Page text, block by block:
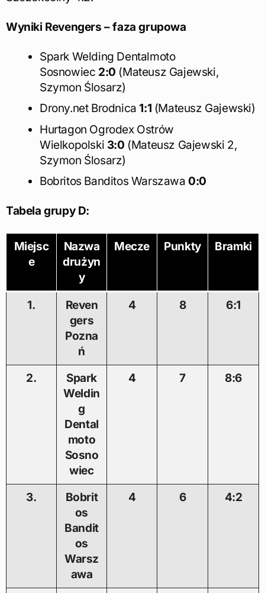
Wyniki Revengers – faza grupowa
Spark Welding Dentalmoto
Sosnowiec 2:0 (Mateusz Gajewski,
Szymon Ślosarz)
Drony.net Brodnica1:1 (Mateusz Gajewski)
Hurtagon Ogrodex Ostrów
Wielkopolski 3:0 (Mateusz Gajewski 2,
Szymon Ślosarz)
Bobritos Banditos Warszawa 0:0
Tabela grupy D:
Miejsc
e
Nazwa
drużyn
y
Mecze Punkty Bramki
1.
Reven
gers
Pozna
ń
4 8 6:1
2.
Spark
Weldin
g
Dental
moto
Sosno
wiec
4 7 8:6
3.
Bobrit
os
Bandit
os
Warsz
awa
4 6 4:2